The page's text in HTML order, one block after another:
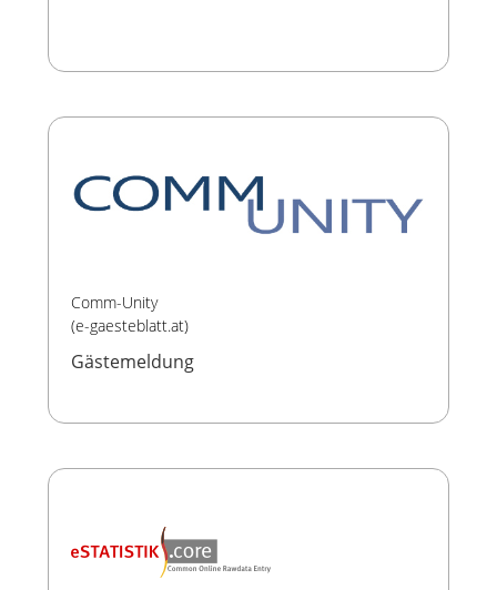
Comm-Unity
(e-gaesteblatt.at)
Gästemeldung